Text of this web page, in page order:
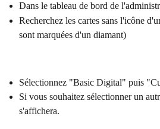
Dans le tableau de bord de
Recherchez les cartes sans l'icône
sont marquées d'un diamant)
Sélectionnez "Basic Digital" puis
Si vous souhaitez sélectionner un
s'affichera.